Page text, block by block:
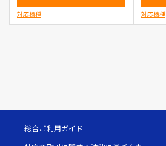
対応機種 対応機種
総合ご利用ガイド